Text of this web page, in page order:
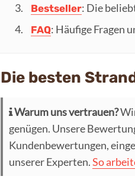
Bestseller: Die
FAQ: Häufige Fragen
Die besten
Warum uns vertrauen?
genügen. Unsere
Kundenbewertungen,
unserer Experten.So